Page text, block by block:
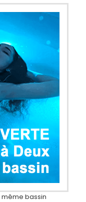
même bassin